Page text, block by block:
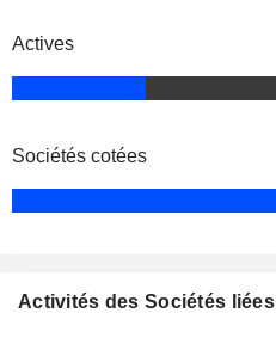
Actives
Sociétés cotées
Activités des Sociétés liées